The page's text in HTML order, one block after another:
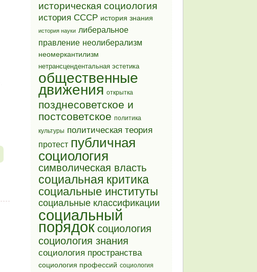
историческая социология
история СССР история знания
история науки либеральное
правление неолиберализм
неомеркантилизм
нетрансцендентальная эстетика
общественные
движения открытка
позднесоветское и
постсоветское политика
культуры политическая теория
протест публичная
социология
символическая власть
социальная критика
социальные институты
социальные классификации
социальный
порядок социология
социология знания
социология пространства
социология профессий социология